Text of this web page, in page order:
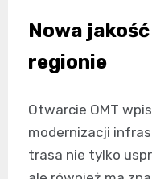
Nowa
regionie
Otwarcie OMT
modernizacji
trasa nie tylko